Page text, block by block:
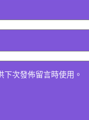
次發佈留言時使用。